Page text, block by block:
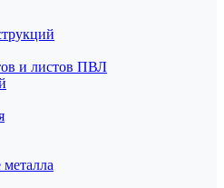
и листов ПВЛ